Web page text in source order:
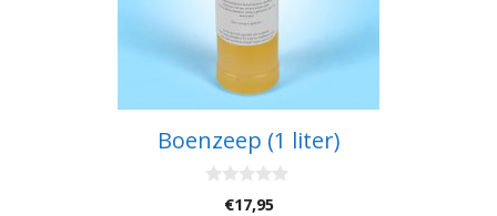
Boenzeep (1 liter)
€17,95